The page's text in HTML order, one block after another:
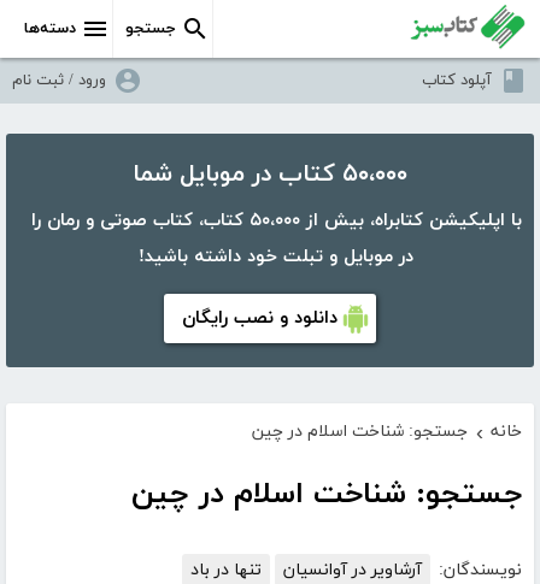
دسته‌ها جستجو
آپلود کتاب ورود / ثبت نام
۵۰،۰۰۰ کتاب در موبایل شما
با اپلیکیشن کتابراه، بیش از ۵۰،۰۰۰ کتاب، کتاب صوتی و رمان را
در موبایل و تبلت خود داشته باشید!
دانلود و نصب رایگان
خانه › جستجو: شناخت اسلام در چین
جستجو: شناخت اسلام در چین
نویسندگان: آرشاویر در آوانسیان
تنها در باد